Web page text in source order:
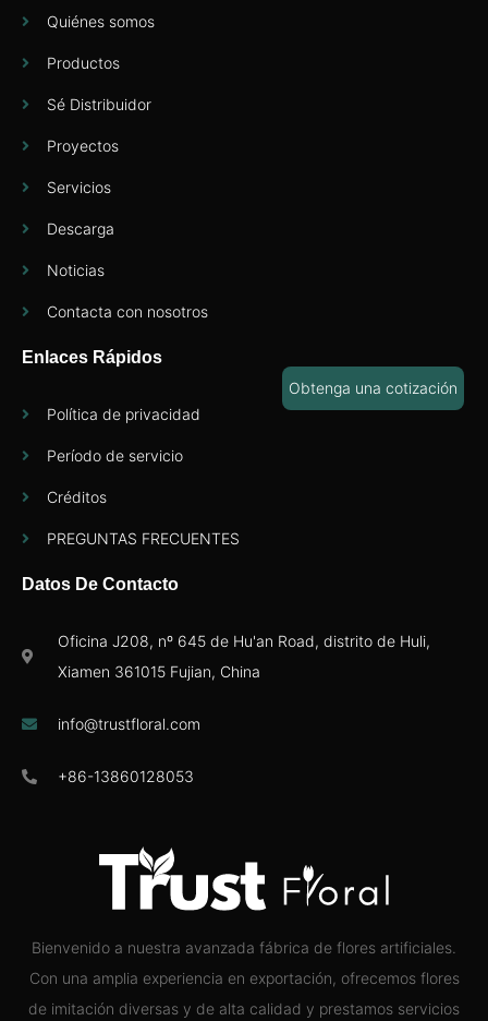
Bienvenido a nuestra avanzada fábrica de flores artificiales.
Con una amplia experiencia en exportación, ofrecemos flores
de imitación diversas y de alta calidad y prestamos servicios
Quiénes somos
Productos
Sé Distribuidor
Proyectos
Servicios
Descarga
Noticias
Contacta con nosotros
Enlaces Rápidos
Política de privacidad
Período de servicio
Créditos
PREGUNTAS FRECUENTES
Datos De Contacto
Oficina J208, nº 645 de Hu'an Road, distrito de Huli,
Xiamen 361015 Fujian, China
info@trustfloral.com
+86-13860128053
Obtenga una cotización